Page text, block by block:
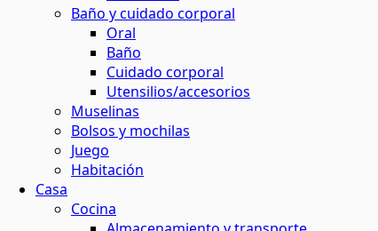
Baño y cuidado corporal
Oral
Baño
Cuidado corporal
Utensilios/accesorios
Muselinas
Bolsos y mochilas
Juego
Habitación
Casa
Cocina